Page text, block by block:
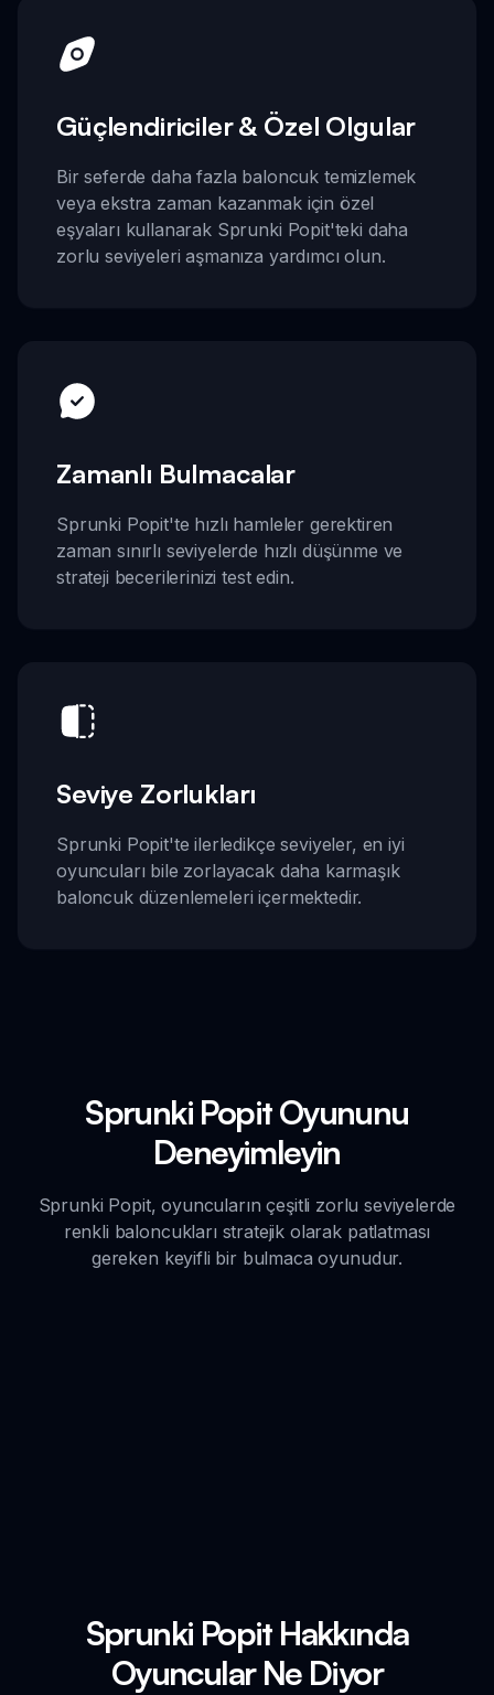
Güçlendiriciler & Özel Olgular
Bir seferde daha fazla baloncuk temizlemek
veya ekstra zaman kazanmak için özel
eşyaları kullanarak Sprunki Popit'teki daha
zorlu seviyeleri aşmanıza yardımcı olun.
Zamanlı Bulmacalar
Sprunki Popit'te hızlı hamleler gerektiren
zaman sınırlı seviyelerde hızlı düşünme ve
strateji becerilerinizi test edin.
Seviye Zorlukları
Sprunki Popit'te ilerledikçe seviyeler, en iyi
oyuncuları bile zorlayacak daha karmaşık
baloncuk düzenlemeleri içermektedir.
Sprunki Popit Oyununu
Deneyimleyin
Sprunki Popit, oyuncuların çeşitli zorlu seviyelerde
renkli baloncukları stratejik olarak patlatması
gereken keyifli bir bulmaca oyunudur.
Sprunki Popit Hakkında
Oyuncular Ne Diyor